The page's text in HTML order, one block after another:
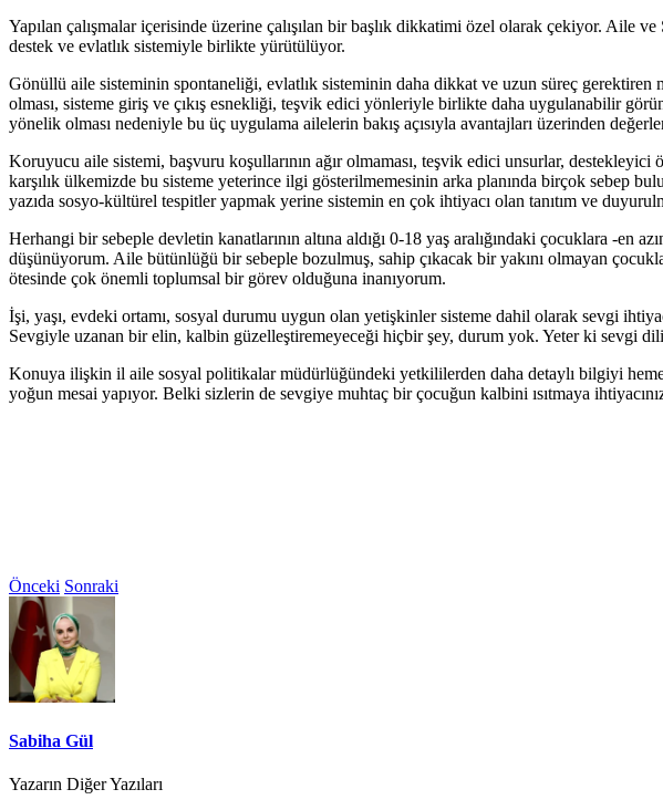
Yapılan çalışmalar içerisinde üzerine çalışılan bir başlık dikkatimi özel olarak çekiyor. Aile
destek ve evlatlık sistemiyle birlikte yürütülüyor.
Gönüllü aile sisteminin spontaneliği, evlatlık sisteminin daha dikkat ve uzun süreç
olması, sisteme giriş ve çıkış esnekliği, teşvik edici yönleriyle birlikte daha uygulanabilir
yönelik olması nedeniyle bu üç uygulama ailelerin bakış açısıyla avantajları üzerinden
Koruyucu aile sistemi, başvuru koşullarının ağır olmaması, teşvik edici unsurlar,
karşılık ülkemizde bu sisteme yeterince ilgi gösterilmemesinin arka planında birçok sebep
yazıda sosyo-kültürel tespitler yapmak yerine sistemin en çok ihtiyacı olan tanıtım ve
Herhangi bir sebeple devletin kanatlarının altına aldığı 0-18 yaş aralığındaki çocuklara -en
düşünüyorum. Aile bütünlüğü bir sebeple bozulmuş, sahip çıkacak bir yakını olmayan
ötesinde çok önemli toplumsal bir görev olduğuna inanıyorum.
İşi, yaşı, evdeki ortamı, sosyal durumu uygun olan yetişkinler sisteme dahil olarak sevgi
Sevgiyle uzanan bir elin, kalbin güzelleştiremeyeceği hiçbir şey, durum yok. Yeter ki sevgi
Konuya ilişkin il aile sosyal politikalar müdürlüğündeki yetkililerden daha detaylı bilgiyi
yoğun mesai yapıyor. Belki sizlerin de sevgiye muhtaç bir çocuğun kalbini ısıtmaya
Önceki Sonraki
Sabiha Gül
Yazarın Diğer Yazıları